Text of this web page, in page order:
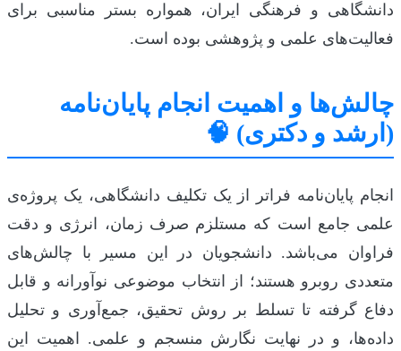
دانشگاهی و فرهنگی ایران، همواره بستر مناسبی برای
فعالیت‌های علمی و پژوهشی بوده است.
چالش‌ها و اهمیت انجام پایان‌نامه
(ارشد و دکتری) 🧠
انجام پایان‌نامه فراتر از یک تکلیف دانشگاهی، یک پروژه‌ی
علمی جامع است که مستلزم صرف زمان، انرژی و دقت
فراوان می‌باشد. دانشجویان در این مسیر با چالش‌های
متعددی روبرو هستند؛ از انتخاب موضوعی نوآورانه و قابل
دفاع گرفته تا تسلط بر روش تحقیق، جمع‌آوری و تحلیل
داده‌ها، و در نهایت نگارش منسجم و علمی. اهمیت این